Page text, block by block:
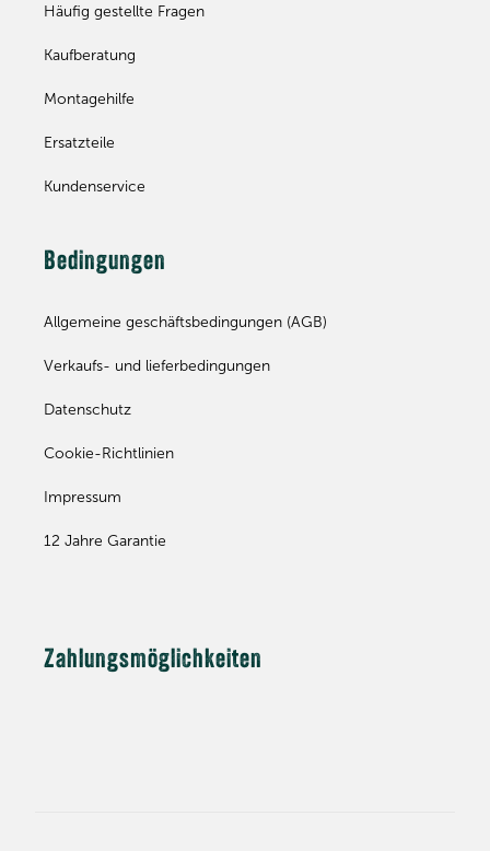
Häufig gestellte Fragen
Kaufberatung
Montagehilfe
Ersatzteile
Kundenservice
Bedingungen
Allgemeine geschäftsbedingungen (AGB)
Verkaufs- und lieferbedingungen
Datenschutz
Cookie-Richtlinien
Impressum
12 Jahre Garantie
Zahlungsmöglichkeiten